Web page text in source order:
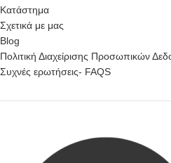
Κατάστημα
Σχετικά με μας
Blog
Πολιτική Διαχείρισης Προσωπικών
Συχνές ερωτήσεις- FAQS